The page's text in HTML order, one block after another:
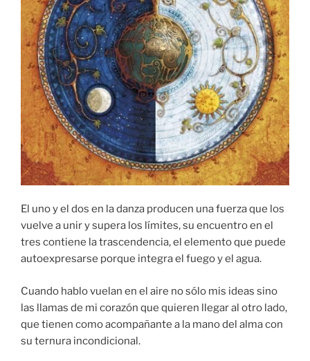
El uno y el dos en la danza producen una fuerza que los
vuelve a unir y supera los límites, su encuentro en el
tres contiene la trascendencia, el elemento que puede
autoexpresarse porque integra el fuego y el agua.
Cuando hablo vuelan en el aire no sólo mis ideas sino
las llamas de mi corazón que quieren llegar al otro lado,
que tienen como acompañante a la mano del alma con
su ternura incondicional.